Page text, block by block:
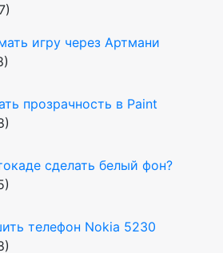
игру через Артмани
прозрачность в Paint
сделать белый фон?
телефон Nokia 5230